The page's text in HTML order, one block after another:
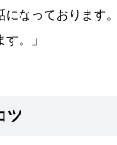
になっております
。」
ツ